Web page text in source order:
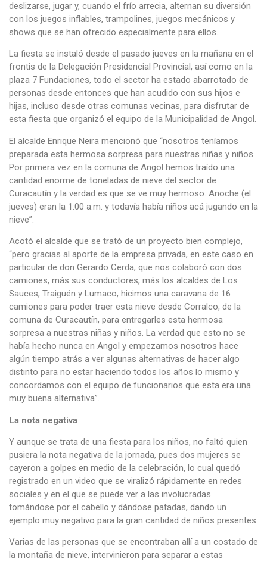
deslizarse, jugar y, cuando el frío arrecia, alternan su diversión
con los juegos inflables, trampolines, juegos mecánicos y
shows que se han ofrecido especialmente para ellos.
La fiesta se instaló desde el pasado jueves en la mañana en el
frontis de la Delegación Presidencial Provincial, así como en la
plaza 7 Fundaciones, todo el sector ha estado abarrotado de
personas desde entonces que han acudido con sus hijos e
hijas, incluso desde otras comunas vecinas, para disfrutar de
esta fiesta que organizó el equipo de la Municipalidad de Angol.
El alcalde Enrique Neira mencionó que “nosotros teníamos
preparada esta hermosa sorpresa para nuestras niñas y niños.
Por primera vez en la comuna de Angol hemos traído una
cantidad enorme de toneladas de nieve del sector de
Curacautín y la verdad es que se ve muy hermoso. Anoche (el
jueves) eran la 1:00 a.m. y todavía había niños acá jugando en la
nieve”.
Acotó el alcalde que se trató de un proyecto bien complejo,
“pero gracias al aporte de la empresa privada, en este caso en
particular de don Gerardo Cerda, que nos colaboró con dos
camiones, más sus conductores, más los alcaldes de Los
Sauces, Traiguén y Lumaco, hicimos una caravana de 16
camiones para poder traer esta nieve desde Corralco, de la
comuna de Curacautín, para entregarles esta hermosa
sorpresa a nuestras niñas y niños. La verdad que esto no se
había hecho nunca en Angol y empezamos nosotros hace
algún tiempo atrás a ver algunas alternativas de hacer algo
distinto para no estar haciendo todos los años lo mismo y
concordamos con el equipo de funcionarios que esta era una
muy buena alternativa”.
La nota negativa
Y aunque se trata de una fiesta para los niños, no faltó quien
pusiera la nota negativa de la jornada, pues dos mujeres se
cayeron a golpes en medio de la celebración, lo cual quedó
registrado en un video que se viralizó rápidamente en redes
sociales y en el que se puede ver a las involucradas
tomándose por el cabello y dándose patadas, dando un
ejemplo muy negativo para la gran cantidad de niños presentes.
Varias de las personas que se encontraban allí a un costado de
la montaña de nieve, intervinieron para separar a estas